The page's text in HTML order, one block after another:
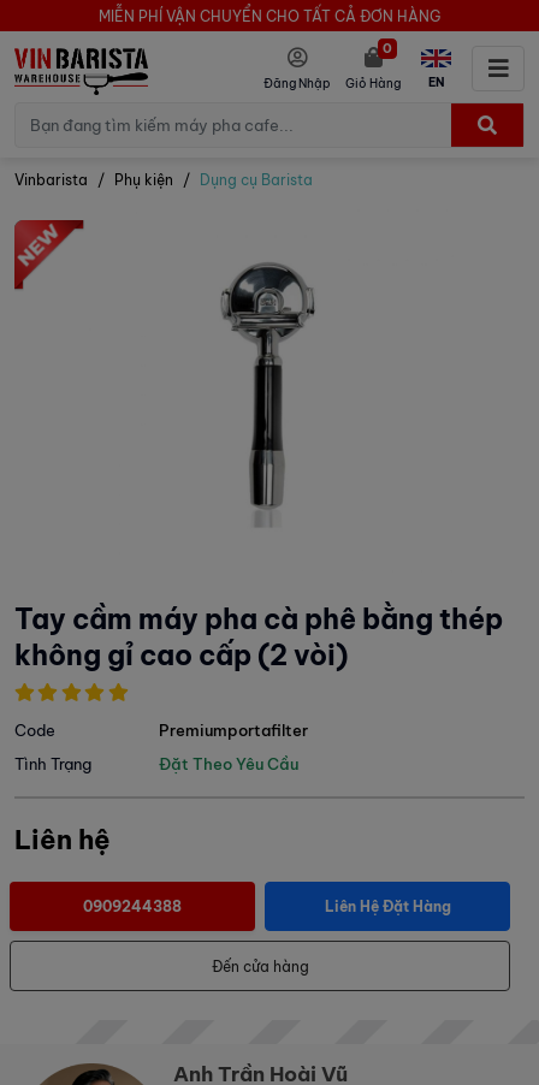
MIỄN PHÍ VẬN CHUYỂN CHO TẤT CẢ ĐƠN HÀNG
Đăng Nhập Giỏ Hàng
0
EN
Vinbarista Phụ kiện Dụng cụ Barista
Tay cầm máy pha cà phê bằng thép
không gỉ cao cấp (2 vòi)
Tình Trạng Đặt Theo Yêu Cầu
Code Premiumportafilter
Liên hệ
0909244388 Liên Hệ Đặt Hàng
Đến cửa hàng
Anh Trần Hoài Vũ